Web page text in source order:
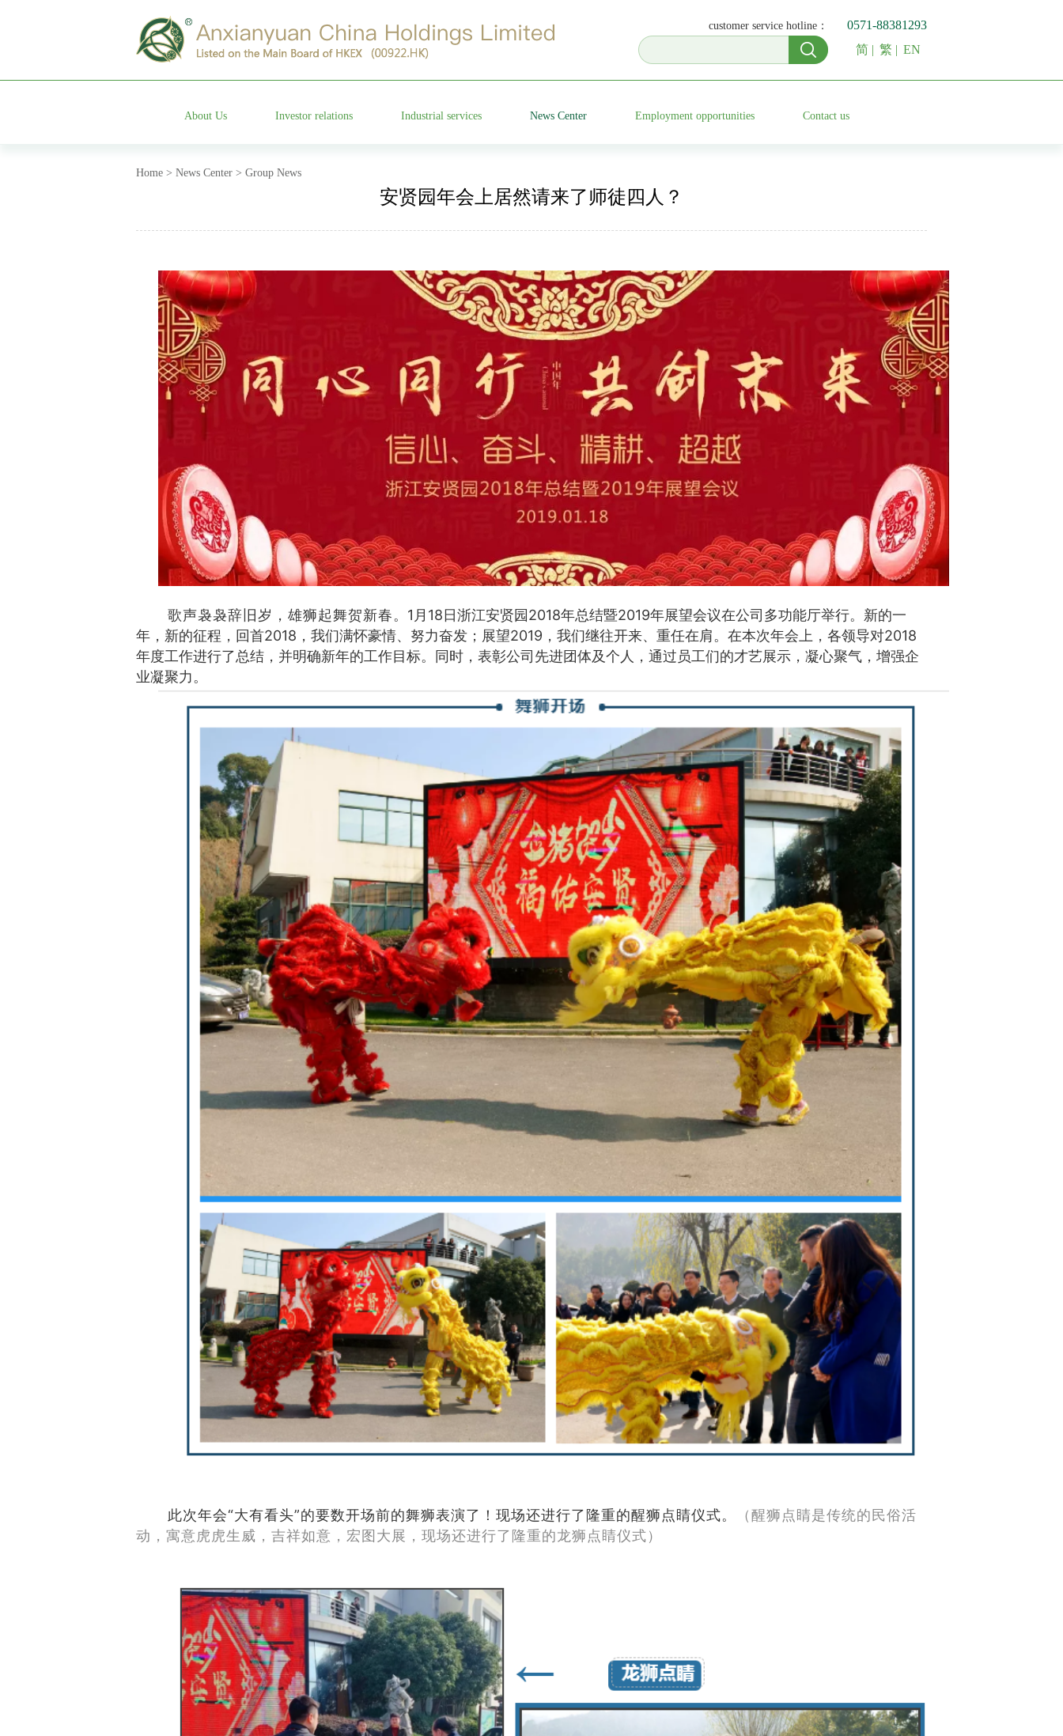
customer service hotline：
0571-88381293
简 | 繁 | EN
About Us
Development history
Company honor
Investor relations
Monthly report form
Industrial services
Characteristic garden
Anxian Century Residence
News Center
Media focus
Employment opportunities Contact us
Home > News Center > Group News
安贤园年会上居然请来了师徒四人？
歌声袅袅辞旧岁，雄狮起舞贺新春。1月18日浙江安贤园2018年总结暨2019年展望会议在公司多功能厅举行。 新的一
年，新的征程，回首2018，我们满怀豪情、努力奋发；展望2019，我们继往开来、重任在肩。 在本次年会上，各领导对2018
年度工作进行了总结，并明确新年的工作目标。同时，表彰公司先进团体及个人，通过员工们的才艺展示，凝心聚气，增强企
业凝聚力。
此次年会“大有看头”的要数开场前的舞狮表演了！ 现场还进行了隆重的醒狮点睛仪式。 （醒狮点睛是传统的民俗活
动，寓意虎虎生威，吉祥如意，宏图大展，现场还进行了隆重的龙狮点睛仪式）